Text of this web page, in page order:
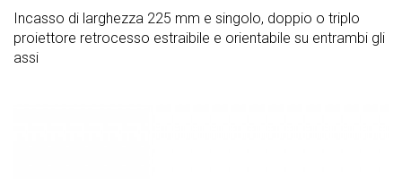
Incasso di larghezza 225 mm e singolo, doppio o triplo
proiettore retrocesso estraibile e orientabile su entrambi gli
assi